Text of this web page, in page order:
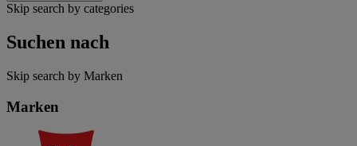
Skip search by categories
Suchen nach
Skip search by Marken
Marken